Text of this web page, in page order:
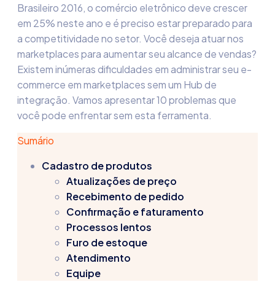
Brasileiro 2016, o comércio eletrônico deve crescer
em 25% neste ano e é preciso estar preparado para
a competitividade no setor. Você deseja atuar nos
marketplaces para aumentar seu alcance de vendas?
Existem inúmeras dificuldades em administrar seu e-
commerce em marketplaces sem um Hub de
integração. Vamos apresentar 10 problemas que
você pode enfrentar sem esta ferramenta.
Sumário
Cadastro de produtos
Atualizações de preço
Recebimento de pedido
Confirmação e faturamento
Processos lentos
Furo de estoque
Atendimento
Equipe